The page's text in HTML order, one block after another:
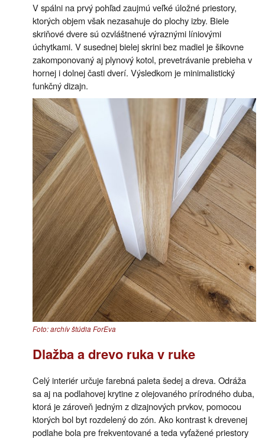
V spálni na prvý pohľad zaujmú veľké úložné priestory,
ktorých objem však nezasahuje do plochy izby. Biele
skriňové dvere sú ozvláštnené výraznými líniovými
úchytkami. V susednej bielej skrini bez madiel je šikovne
zakomponovaný aj plynový kotol, prevetrávanie prebieha v
hornej i dolnej časti dverí. Výsledkom je minimalistický
funkčný dizajn.
Foto: archív štúdia ForEva
Dlažba a drevo ruka v ruke
Celý interiér určuje farebná paleta šedej a dreva. Odráža
sa aj na podlahovej krytine z olejovaného prírodného duba,
ktorá je zároveň jedným z dizajnových prvkov, pomocou
ktorých bol byt rozdelený do zón. Ako kontrast k drevenej
podlahe bola pre frekventované a teda vyťažené priestory